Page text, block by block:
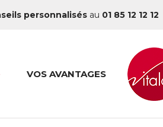
personnalisés au 01 85 12 12 12
VOS AVANTAGES